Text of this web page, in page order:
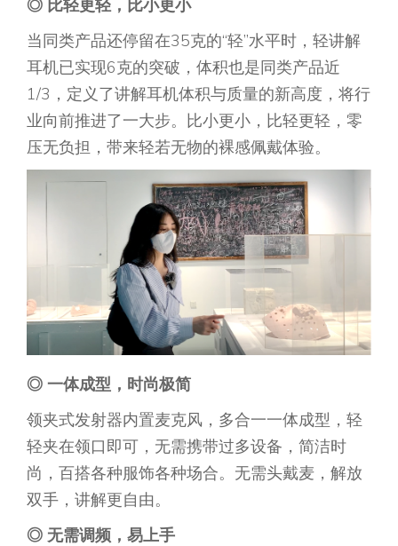
◎ 比轻更轻，比小更小
当同类产品还停留在35克的“轻”水平时，轻讲解
耳机已实现6克的突破，体积也是同类产品近
1/3，定义了讲解耳机体积与质量的新高度，将行
业向前推进了一大步。比小更小，比轻更轻，零
压无负担，带来轻若无物的裸感佩戴体验。
◎ 一体成型，时尚极简
领夹式发射器内置麦克风，多合一一体成型，轻
轻夹在领口即可，无需携带过多设备，简洁时
尚，百搭各种服饰各种场合。无需头戴麦，解放
双手，讲解更自由。
◎ 无需调频，易上手